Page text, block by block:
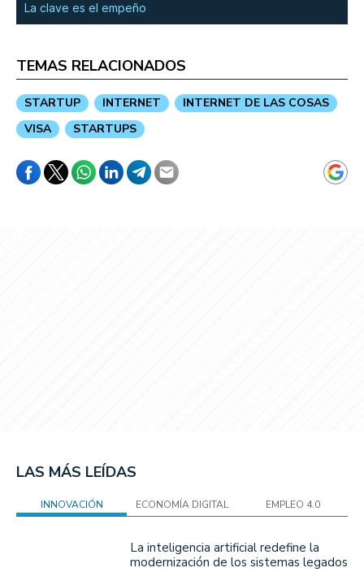
La clave es el empeño
TEMAS RELACIONADOS
STARTUP INTERNET
INTERNET DE LAS COSAS
VISA
STARTUPS
LAS MÁS LEÍDAS
INNOVACIÓN ECONOMÍA DIGITAL EMPLEO 4.0
La inteligencia artificial redefine la
modernización de los sistemas legados